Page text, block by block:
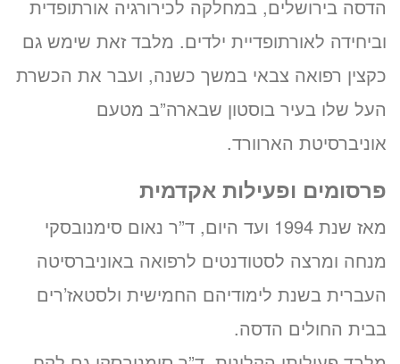
הדסה בירושלים, במחלקה לכירורגיה אורתופדית
וביחידה לאורתופדיית ילדים. מלבד זאת שימש גם
כקצין רפואה צבאי במשך כשנה, ועבר את הכשרת
העל שלו בעיר בוסטון שבארה”ב מטעם
אוניברסיטת הארוורד.
פרסומים ופעילות אקדמית
מאז שנת 1994 ועד היום, ד”ר נאום סימנובסקי
מנחה ומרצה לסטודנטים לרפואה באוניברסיטה
העברית בשנת לימודיהם החמישית ולסטאז’רים
בבית החולים הדסה.